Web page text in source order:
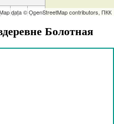
84 14
67 9
data © OpenStreetMap contributors, ПКК
Болотная